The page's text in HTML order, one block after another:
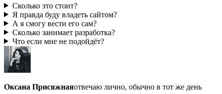
Сколько это стоит?
Я правда буду владеть сайтом?
А я смогу вести его сам?
Сколько занимает разработка?
Что если мне не подойдёт?
Оксана Присяжнаяотвечаю лично, обычно в тот же день